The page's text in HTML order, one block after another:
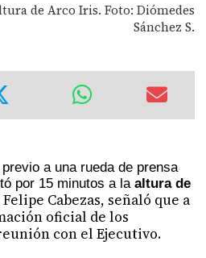
de Arco Iris. Foto: Diómedes
Sánchez S.
a una rueda de prensa
por 15 minutos a laaltura de
Cabezas, señaló que a
oficial de los
con el Ejecutivo.